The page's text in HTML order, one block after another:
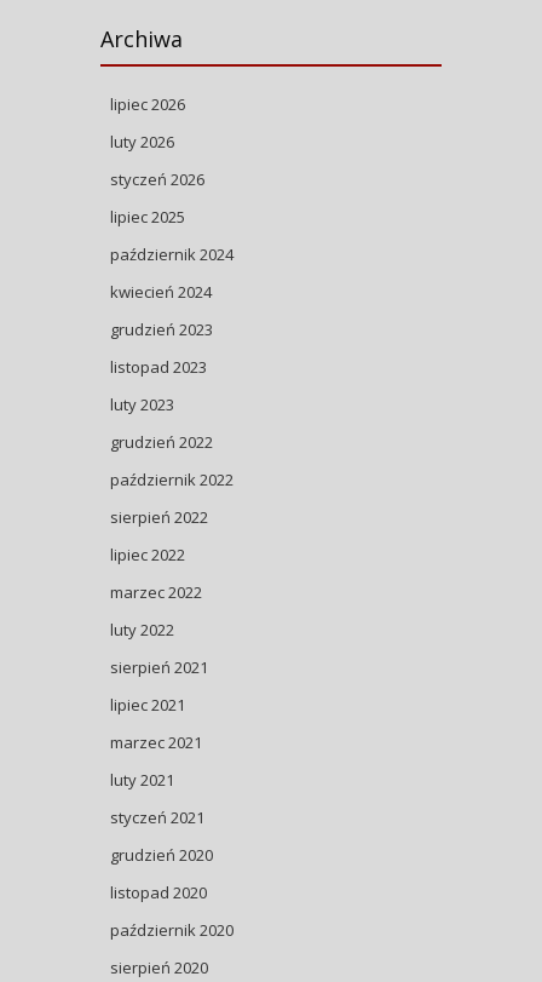
Archiwa
lipiec 2026
luty 2026
styczeń 2026
lipiec 2025
październik 2024
kwiecień 2024
grudzień 2023
listopad 2023
luty 2023
grudzień 2022
październik 2022
sierpień 2022
lipiec 2022
marzec 2022
luty 2022
sierpień 2021
lipiec 2021
marzec 2021
luty 2021
styczeń 2021
grudzień 2020
listopad 2020
październik 2020
sierpień 2020